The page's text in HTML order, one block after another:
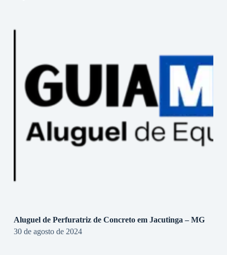
Aluguel de Perfuratriz de Concreto em Jacutinga – MG
30 de agosto de 2024